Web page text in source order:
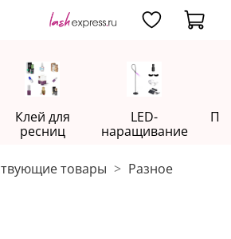
Клей для
ресниц
LED-
наращивание
товары Разное